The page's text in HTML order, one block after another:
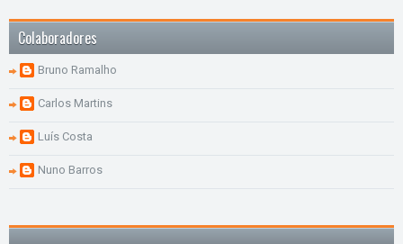
Colaboradores
Bruno Ramalho
Carlos Martins
Luís Costa
Nuno Barros